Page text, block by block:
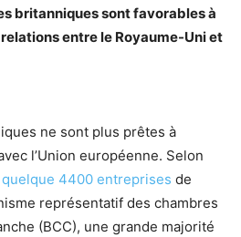
britanniques sont favorables à
entre le Royaume-Uni et
ne sont plus prêtes à
l’Union européenne. Selon
4400 entreprises de
représentatif des chambres
(BCC), une grande majorité